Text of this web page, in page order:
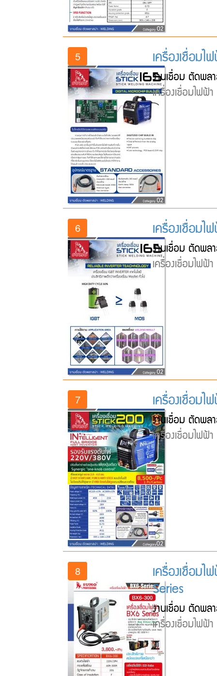
5 เครื่องเชื่อม
งานเชื่อม ตัดพล
เครื่องเชื่อมไฟฟ้
6 เครื่องเชื่อม
งานเชื่อม ตัดพล
เครื่องเชื่อมไฟฟ้
7 เครื่องเชื่อม
งานเชื่อม ตัดพล
เครื่องเชื่อมไฟฟ้
8 เครื่องเชื่อม
Series
งานเชื่อม ตัดพล
เครื่องเชื่อมไฟฟ้